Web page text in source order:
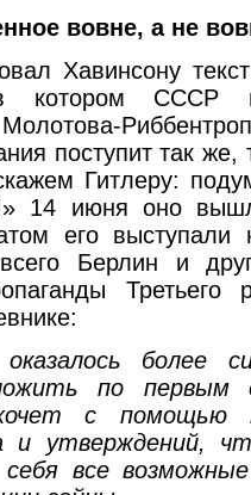
вовне, а не
Хавинсону
СССР
Молотова-
поступит так же,
Гитлеру:
14 июня оно
его выступали
Берлин и
Третьего
более
по первым
с помощью
и утверждений,
все